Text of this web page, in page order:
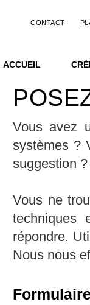
CONTACT
ACCUEIL
Vous avez
systèmes ?
suggestion ?
Vous ne
techniques
répondre.
Nous nous